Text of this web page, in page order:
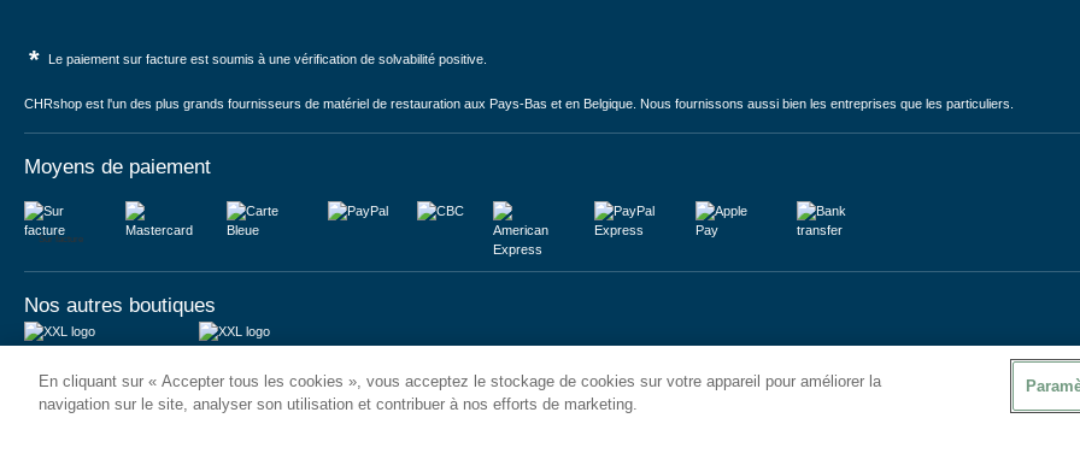
* Le paiement sur facture est soumis à une vérification de solvabilité positive.
CHRshop est l'un des plus grands fournisseurs de matériel de restauration aux Pays-Bas et en Belgique. Nous fournissons aussi bien les entreprises que les particuliers.
Moyens de paiement
Sur facture
Nos autres boutiques
Königsborner Straße 26a
39175 Biederitz | Deutschland
Vrijheidweg 34
1521RR Wormerveer | Nederland
En cliquant sur « Accepter tous les cookies », vous acceptez le stockage de cookies sur votre appareil pour améliorer la
navigation sur le site, analyser son utilisation et contribuer à nos efforts de marketing.